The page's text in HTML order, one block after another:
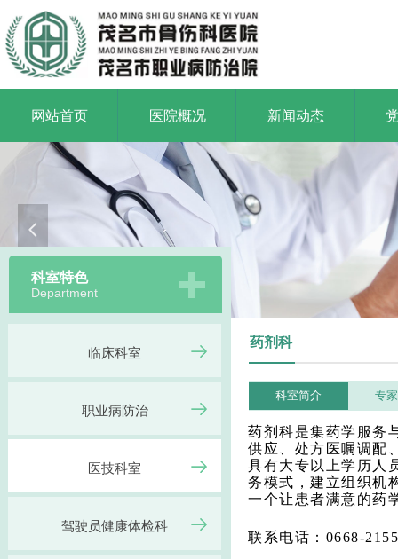
넳
网站首页 医院概况 新闻动态
科室特色
Department
临床科室
职业病防治
医技科室
驾驶员健康体检科
药剂科
科室简介 专
药剂科是集药学服务
供应、处方医嘱调配
具有大专以上学历人
务模式，建立组织机
一个让患者满意的药
联系电话：0668-